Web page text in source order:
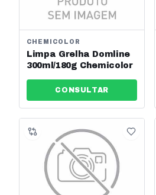
CHEMICOLOR
Limpa Grelha Domline
300ml/180g Chemicolor
CONSULTAR